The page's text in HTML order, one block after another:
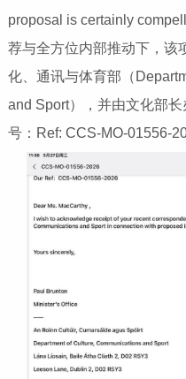
proposal is certainly
荐与全方位内部推动下，该
化、通讯与体育部（
and Sport），并由文化部
号：Ref: CCS-MO-01556-